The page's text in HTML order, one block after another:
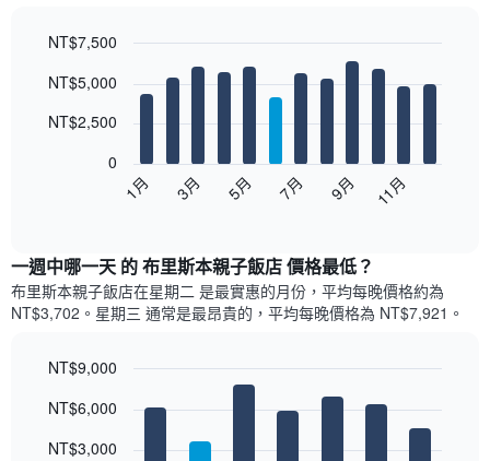
chart
12
顯
示
每
個
的
間
均
graphic.
1月 3月 5月 7月 9月 11月
0
NT$2,500
NT$5,000
NT$7,500
一週中哪一天 的 布里斯本親子飯店 價格最低？
布里斯本親子飯店​在星期二 是最實惠的月份，平均每晚價格約為
NT$3,702。星期三 通常是最昂貴的，平均每晚價格為 NT$7,921。
chart
graphic.
NT$3,000
NT$6,000
NT$9,000